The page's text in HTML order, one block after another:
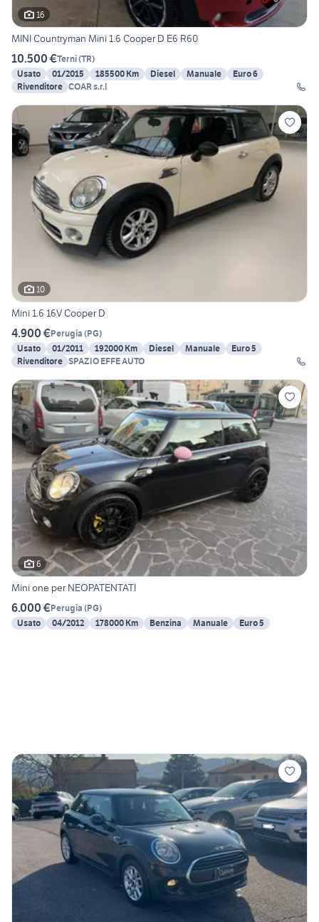
16
MINI Countryman Mini 1.6 Cooper D E6 R60
10.500 €Terni(TR)
Usato
01/2015 185500 Km Diesel Manuale
Euro 6
Rivenditore COAR s.r.l
10
Mini 1.6 16V Cooper D
4.900 €Perugia (PG)
Usato
01/2011 192000 Km Diesel Manuale
Euro 5
Rivenditore SPAZIO EFFE AUTO
6
Mini one per NEOPATENTATI
6.000 €Perugia (PG)
Usato
04/2012 178000 Km Benzina Manuale Euro 5